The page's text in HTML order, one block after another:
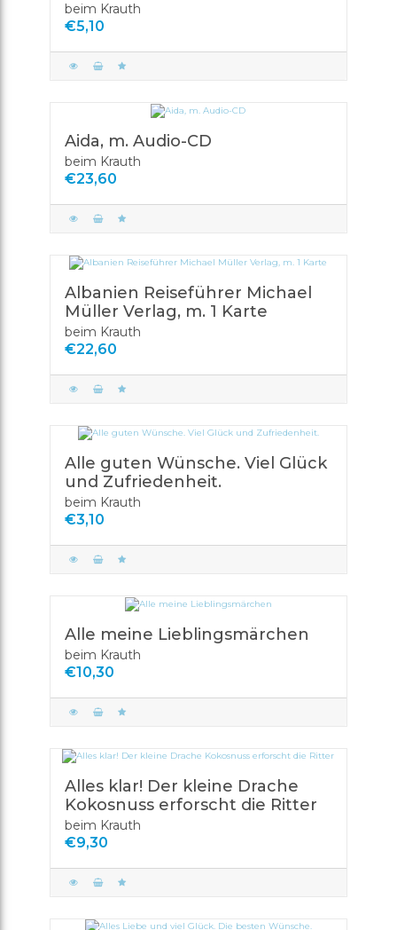
beim Krauth
€5,10
Aida, m. Audio-CD
beim Krauth
€23,60
Albanien Reiseführer Michael
Müller Verlag, m. 1 Karte
beim Krauth
€22,60
Alle guten Wünsche. Viel Glück
und Zufriedenheit.
beim Krauth
€3,10
Alle meine Lieblingsmärchen
beim Krauth
€10,30
Alles klar! Der kleine Drache
Kokosnuss erforscht die Ritter
beim Krauth
€9,30